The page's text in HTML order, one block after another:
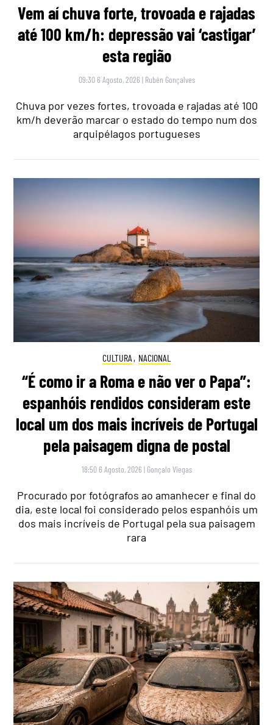
Vem aí chuva forte, trovoada e rajadas
até 100 km/h: depressão vai ‘castigar’
esta região
09:30 6 Agosto, 2026 | Rubén Gonçalves
Chuva por vezes fortes, trovoada e rajadas até 100
km/h deverão marcar o estado do tempo num dos
arquipélagos portugueses
CULTURA , NACIONAL
“É como ir a Roma e não ver o Papa”:
espanhóis rendidos consideram este
local um dos mais incríveis de Portugal
pela paisagem digna de postal
18:50 6 Agosto, 2026 | Gonçalo Viegas
Procurado por fotógrafos ao amanhecer e final do
dia, este local foi considerado pelos espanhóis um
dos mais incríveis de Portugal pela sua paisagem
rara